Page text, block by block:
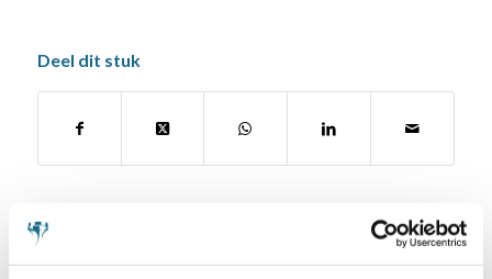
Deel dit stuk
Misschien ook iets voor u